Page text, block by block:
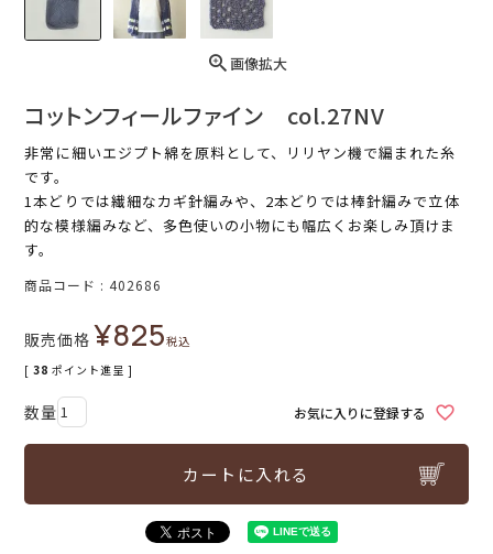
画像拡大
コットンフィールファイン col.27NV
非常に細いエジプト綿を原料として、リリヤン機で編まれた糸
です。
1本どりでは繊細なカギ針編みや、2本どりでは棒針編みで立体
的な模様編みなど、多色使いの小物にも幅広くお楽しみ頂けま
す。
商品コード 402686
販売価格 ¥825税込
[ 38 ポイント進呈 ]
お気に入りに登録する
カートに入れる